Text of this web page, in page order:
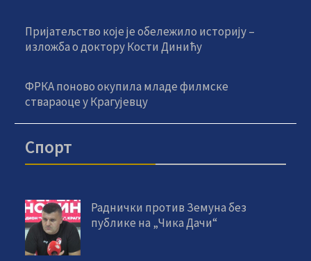
Пријатељство које је обележило историју –
изложба о доктору Кости Динићу
ФРКА поново окупила младе филмске
ствараоце у Крагујевцу
Спорт
Раднички против Земуна без
публике на „Чика Дачи“